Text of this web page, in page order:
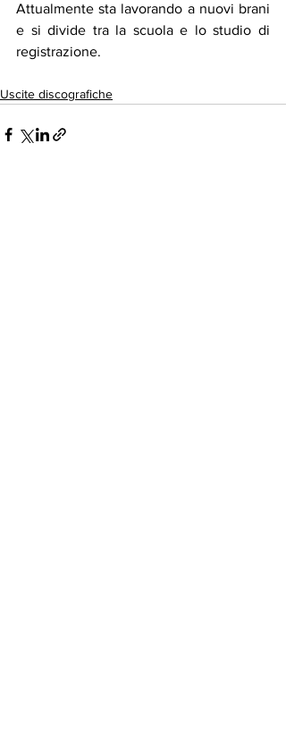
Attualmente sta lavorando a nuovi brani
e si divide tra la scuola e lo studio di
registrazione.
Uscite discografiche